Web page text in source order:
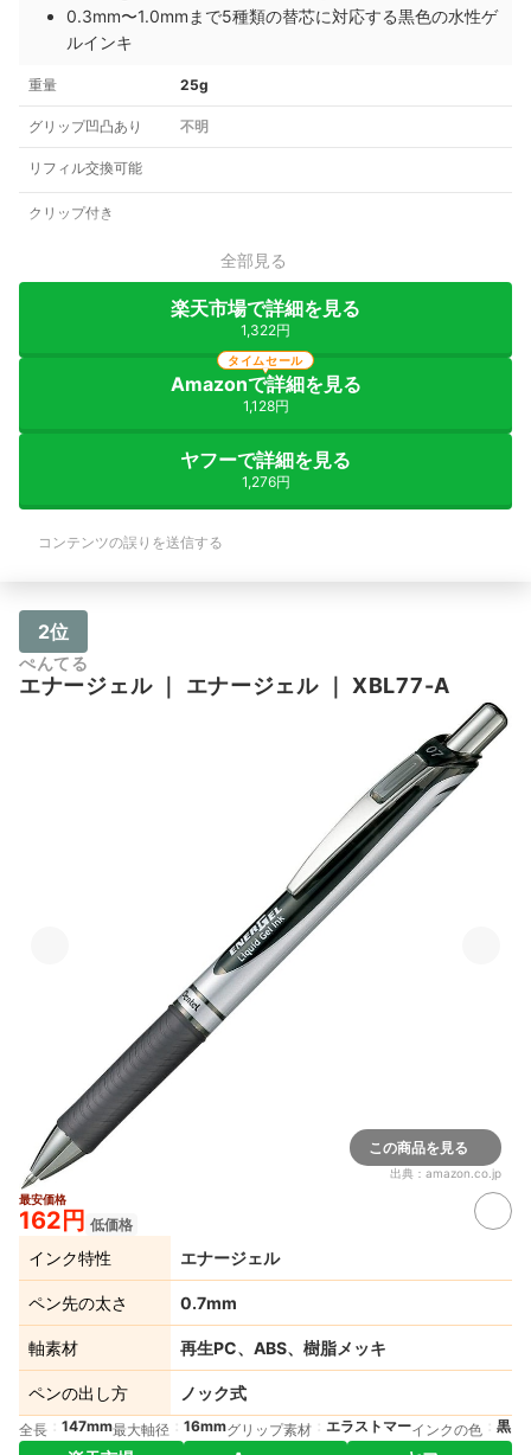
0.3mm〜1.0mmまで5種類の替芯に対応する黒色の水性ゲ
ルインキ
重量 25g
グリップ凹凸あり 不明
リフィル交換可能
クリップ付き
全部見る
楽天市場で詳細を見る
1,322円
Amazonで詳細を見る
1,128円
タイムセール
ヤフーで詳細を見る
1,276円
コンテンツの誤りを送信する
2位
ぺんてる
エナージェル｜ エナージェル｜ XBL77-A
この商品を見る
出典： amazon.co.jp
最安価格
162円 低価格
インク特性 エナージェル
ペン先の太さ 0.7mm
軸素材 再生PC、ABS、樹脂メッキ
ペンの出し方 ノック式
全長 147mm最大軸径 16mmグリップ素材 エラストマーインクの色 黒